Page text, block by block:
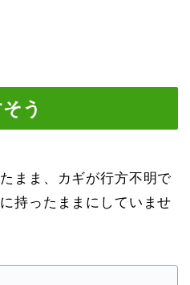
う
まま、カギが行方不明で
持ったままにしていませ